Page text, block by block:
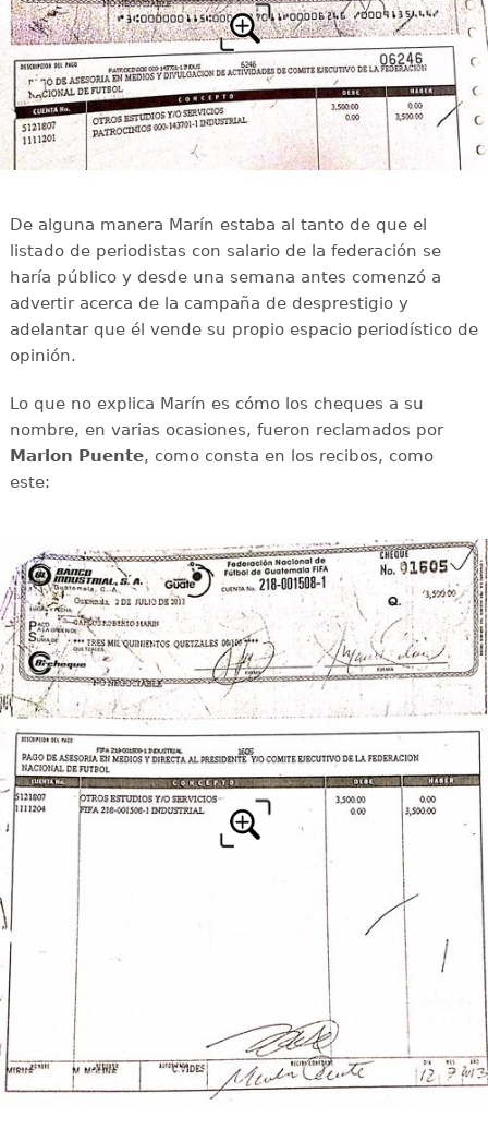
De alguna manera Marín estaba al tanto de que el
listado de periodistas con salario de la federación se
haría público y desde una semana antes comenzó a
advertir acerca de la campaña de desprestigio y
adelantar que él vende su propio espacio periodístico de
opinión.
Lo que no explica Marín es cómo los cheques a su
nombre, en varias ocasiones, fueron reclamados por
Marlon Puente, como consta en los recibos, como
este: